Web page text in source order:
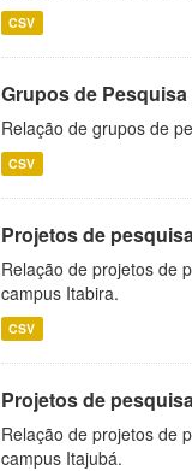
CSV
Grupos de Pesquisa
Relação de grupos de
CSV
Projetos de
Relação de projetos de
campus Itabira.
CSV
Projetos de
Relação de projetos de
campus Itajubá.